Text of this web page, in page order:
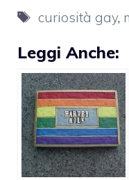
Tag
curiosità gay,
Leggi Anche: